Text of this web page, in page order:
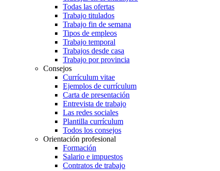
Todas las ofertas
Trabajo titulados
Trabajo fin de semana
Tipos de empleos
Trabajo temporal
Trabajos desde casa
Trabajo por provincia
Consejos
Currículum vitae
Ejemplos de currículum
Carta de presentación
Entrevista de trabajo
Las redes sociales
Plantilla currículum
Todos los consejos
Orientación profesional
Formación
Salario e impuestos
Contratos de trabajo